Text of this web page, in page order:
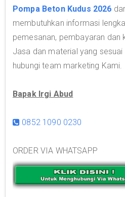
Pompa Beton Kudus 2026
membutuhkan informasi
pemesanan, pembayaran dan
Jasa dan material yang sesuai
hubungi team marketing Kami.
Bapak Irgi Abud
0852 1090 0230
ORDER VIA WHATSAPP